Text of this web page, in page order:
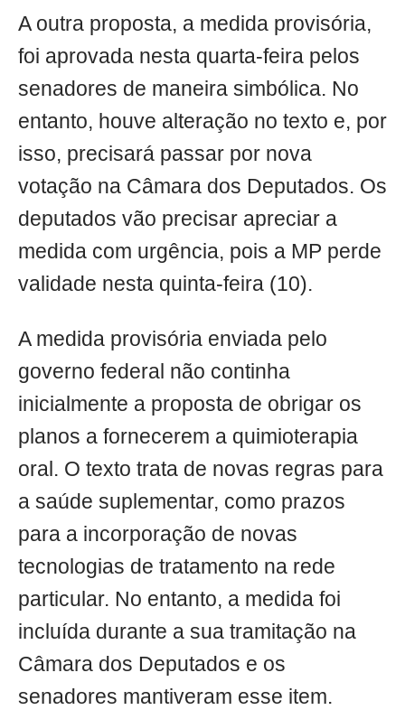
A outra proposta, a medida provisória,
foi aprovada nesta quarta-feira pelos
senadores de maneira simbólica. No
entanto, houve alteração no texto e, por
isso, precisará passar por nova
votação na Câmara dos Deputados. Os
deputados vão precisar apreciar a
medida com urgência, pois a MP perde
validade nesta quinta-feira (10).
A medida provisória enviada pelo
governo federal não continha
inicialmente a proposta de obrigar os
planos a fornecerem a quimioterapia
oral. O texto trata de novas regras para
a saúde suplementar, como prazos
para a incorporação de novas
tecnologias de tratamento na rede
particular. No entanto, a medida foi
incluída durante a sua tramitação na
Câmara dos Deputados e os
senadores mantiveram esse item.